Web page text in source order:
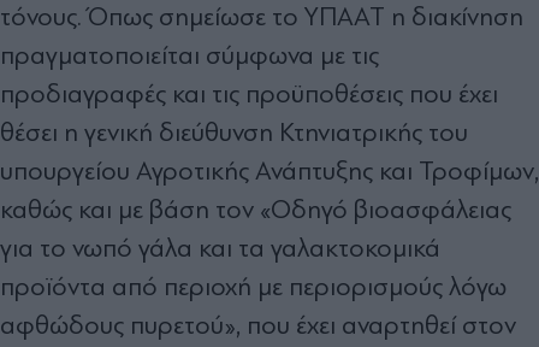
τόνους. Όπως σημείωσε το ΥΠΑΑΤ η διακίνηση
πραγματοποιείται σύμφωνα με τις
προδιαγραφές και τις προϋποθέσεις που έχει
θέσει η γενική διεύθυνση Κτηνιατρικής του
υπουργείου Αγροτικής Ανάπτυξης και Τροφίμων,
καθώς και με βάση τον «Οδηγό βιοασφάλειας
για το νωπό γάλα και τα γαλακτοκομικά
προϊόντα από περιοχή με περιορισμούς λόγω
αφθώδους πυρετού», που έχει αναρτηθεί στον